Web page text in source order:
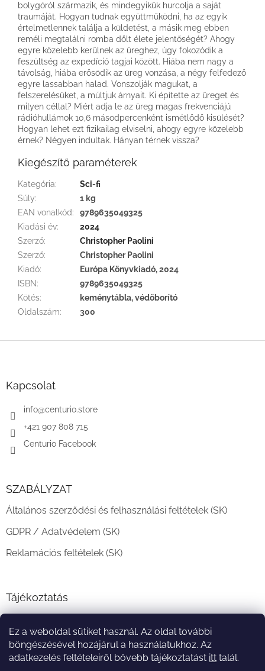
Ez a weboldal sütiket használ. Az oldal további
böngészésével hozájárul a használatukhoz. Az
adatkezelés feltételeiről bővebb tájékoztatást itt talál.
bolygóról származik, és mindegyikük hurcolja a saját
traumáját. Hogyan tudnak együttműködni, ha az egyik
értelmetlennek találja a küldetést, a másik meg ebben
reméli megtalálni romba dőlt élete jelentőségét? Ahogy
egyre közelebb kerülnek az üreghez, úgy fokozódik a
feszültség az expedíció tagjai között. Hiába nem nagy a
távolság, hiába erősödik az üreg vonzása, a négy felfedező
egyre lassabban halad. Vonszolják magukat, a
felszerelésüket, a múltjuk árnyait. Ki építette az üreget és
milyen céllal? Miért adja le az üreg magas frekvenciájú
rádióhullámok 10,6 másodpercenként ismétlődő kisülését?
Hogyan lehet ezt fizikailag elviselni, ahogy egyre közelebb
érnek? Négyen indultak. Hányan térnek vissza?
Kiegészítő paraméterek
Kategória:
Sci-fi
Súly:
1 kg
EAN vonalkód:
9789635049325
Kiadási év:
2024
Szerző:
Christopher Paolini
Szerző:
Christopher Paolini
Kiadó:
Európa Könyvkiadó, 2024
ISBN:
9789635049325
Kötés:
keménytábla, védőborító
Oldalszám: 300
Kapcsolat
info@centurio.store
+421 907 808 715
Centurio Facebook
SZABÁLYZAT
Általános szerződési és felhasználási feltételek (SK)
GDPR / Adatvédelem (SK)
Reklamációs feltételek (SK)
Tájékoztatás
A vásárlás menete